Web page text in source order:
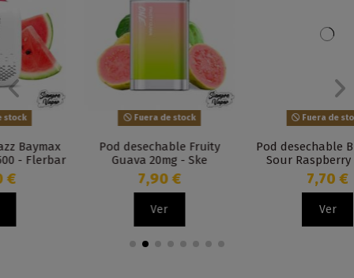
Fuera de stock
Pod desechable Fruity
Guava 20mg - Ske
Disposable Crystal Bar
Fuera de stock
Pod desechable Blueberry
Sour Raspberry 20mg -
Geek Bar Disposable